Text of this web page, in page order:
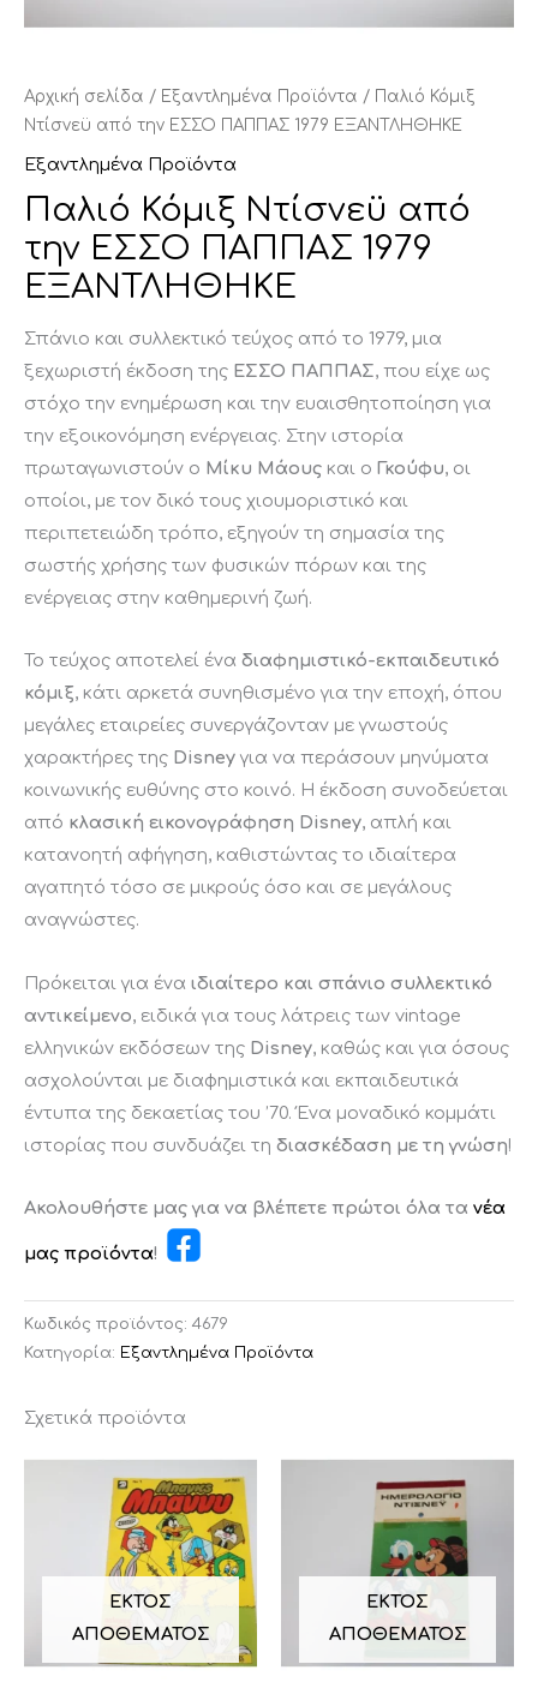
Αρχική σελίδα / Εξαντλημένα Προϊόντα / Παλιό Κόμιξ
Ντίσνεϋ από την ΕΣΣΟ ΠΑΠΠΑΣ 1979 ΕΞΑΝΤΛΗΘΗΚΕ
Εξαντλημένα Προϊόντα
Παλιό Κόμιξ Ντίσνεϋ από
την ΕΣΣΟ ΠΑΠΠΑΣ 1979
ΕΞΑΝΤΛΗΘΗΚΕ
Σπάνιο και συλλεκτικό τεύχος από το 1979, μια
ξεχωριστή έκδοση της ΕΣΣΟ ΠΑΠΠΑΣ, που είχε ως
στόχο την ενημέρωση και την ευαισθητοποίηση για
την εξοικονόμηση ενέργειας. Στην ιστορία
πρωταγωνιστούν ο Μίκυ Μάους και ο Γκούφυ, οι
οποίοι, με τον δικό τους χιουμοριστικό και
περιπετειώδη τρόπο, εξηγούν τη σημασία της
σωστής χρήσης των φυσικών πόρων και της
ενέργειας στην καθημερινή ζωή.
Το τεύχος αποτελεί ένα διαφημιστικό-εκπαιδευτικό
κόμιξ, κάτι αρκετά συνηθισμένο για την εποχή, όπου
μεγάλες εταιρείες συνεργάζονταν με γνωστούς
χαρακτήρες της Disney για να περάσουν μηνύματα
κοινωνικής ευθύνης στο κοινό. Η έκδοση συνοδεύεται
από κλασική εικονογράφηση Disney, απλή και
κατανοητή αφήγηση, καθιστώντας το ιδιαίτερα
αγαπητό τόσο σε μικρούς όσο και σε μεγάλους
αναγνώστες.
Πρόκειται για ένα ιδιαίτερο και σπάνιο συλλεκτικό
αντικείμενο, ειδικά για τους λάτρεις των vintage
ελληνικών εκδόσεων της Disney, καθώς και για όσους
ασχολούνται με διαφημιστικά και εκπαιδευτικά
έντυπα της δεκαετίας του ’70. Ένα μοναδικό κομμάτι
ιστορίας που συνδυάζει τη διασκέδαση με τη γνώση!
Ακολουθήστε μας για να βλέπετε πρώτοι όλα τα νέα
μας προϊόντα!
Κωδικός προϊόντος: 4679
Κατηγορία: Εξαντλημένα Προϊόντα
Σχετικά προϊόντα
ΕΚΤΌΣ
ΑΠΟΘΈΜΑΤΟΣ
ΕΚΤΌΣ
ΑΠΟΘΈΜΑΤΟΣ